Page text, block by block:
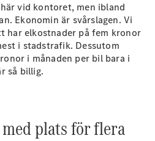
vid kontoret, men ibland
Ekonomin är svårslagen. Vi
har elkostnader på fem kronor
i stadstrafik. Dessutom
i månaden per bil bara i
så billig.
plats för flera